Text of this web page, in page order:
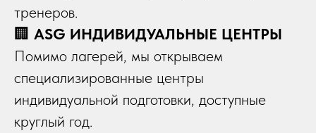
тренеров.
🏢 ASG ИНДИВИДУАЛЬНЫЕ ЦЕНТРЫ
Помимо лагерей, мы открываем
специализированные центры
индивидуальной подготовки, доступные
круглый год.